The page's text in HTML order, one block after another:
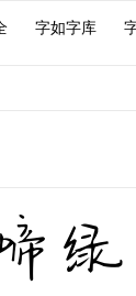
字如字库